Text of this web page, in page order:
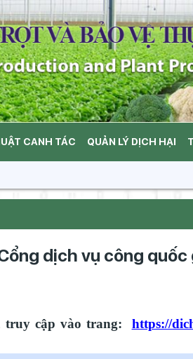
CANH TÁC QUẢN LÝ DỊCH HẠI
dịch vụ công quốc
truy cập vào trang: https://